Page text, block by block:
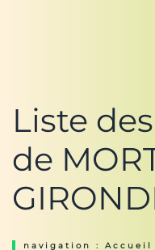
Liste
de
navigation : Accueil